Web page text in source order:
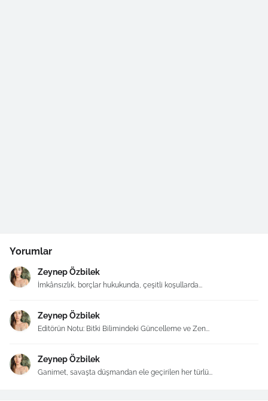
Yorumlar
Zeynep Özbilek
İmkânsızlık, borçlar hukukunda, çeşitli koşullarda...
Zeynep Özbilek
Editörün Notu: Bitki Bilimindeki Güncelleme ve Zen...
Zeynep Özbilek
Ganimet, savaşta düşmandan ele geçirilen her türlü...